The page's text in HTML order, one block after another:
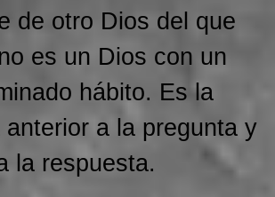
de otro Dios del que
es un Dios con un
hábito. Es la
anterior a la pregunta y
la respuesta.